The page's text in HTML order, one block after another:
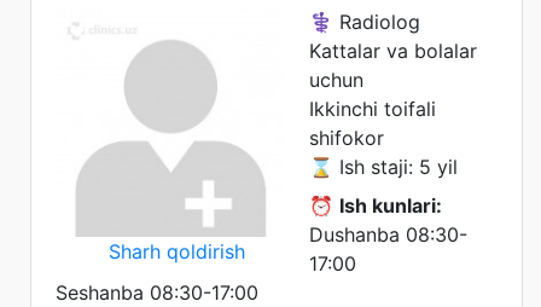
Sharh qoldirish
⚕️ Radiolog
Kattalar va bolalar
uchun
Ikkinchi toifali
shifokor
⌛ Ish staji: 5 yil
⏰ Ish kunlari:
Dushanba 08:30-
17:00
Seshanba 08:30-17:00